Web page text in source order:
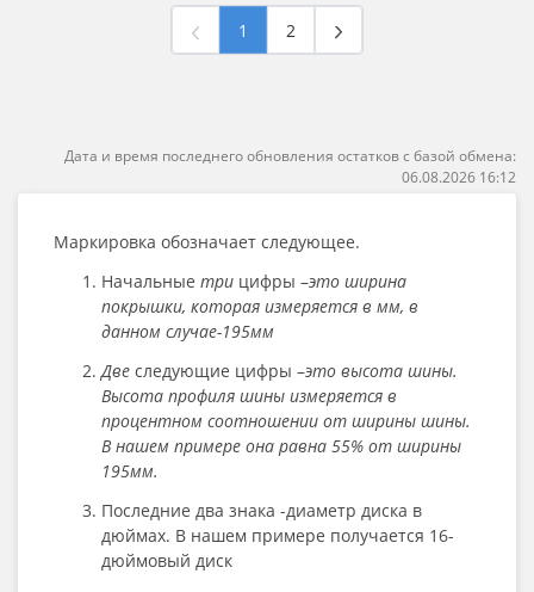
1 2
Дата и время последнего обновления остатков с базой обмена:
06.08.2026 16:12
Маркировка обозначает следующее.
Начальные три цифры –это ширина
покрышки, которая измеряется в мм, в
данном случае-195мм
Две следующие цифры –это высота шины.
Высота профиля шины измеряется в
процентном соотношении от ширины шины.
В нашем примере она равна 55% от ширины
195мм.
Последние два знака -диаметр диска в
дюймах. В нашем примере получается 16-
дюймовый диск